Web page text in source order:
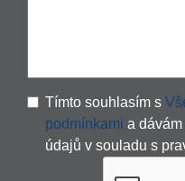
Tímto souhlasím s
podmínkami a
údajů v souladu s